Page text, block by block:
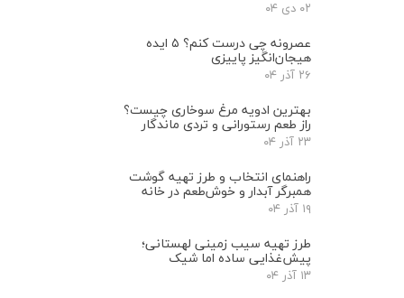
۰۲ دی ۰۴
عصرونه چی درست کنم؟ ۵ ایده
هیجان‌انگیز پاییزی
۲۶ آذر ۰۴
بهترین ادویه مرغ سوخاری چیست؟
راز طعم رستورانی و تردی ماندگار
۲۳ آذر ۰۴
راهنمای انتخاب و طرز تهیه گوشت
همبرگر آبدار و خوش‌طعم در خانه
۱۹ آذر ۰۴
طرز تهیه سیب زمینی لهستانی؛
پیش‌غذایی ساده اما شیک
۱۳ آذر ۰۴